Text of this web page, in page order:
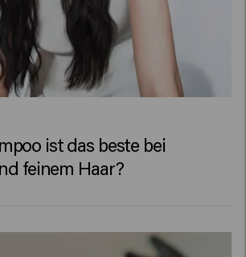
ist das beste bei
feinem Haar?